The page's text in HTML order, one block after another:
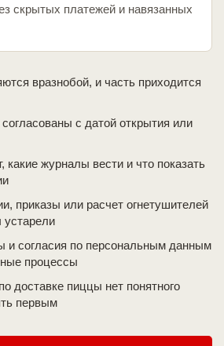
скрытых платежей и навязанных
вразнобой, и часть приходится
согласованы с датой открытия или
какие журналы вести и что показать
приказы или расчет огнетушителей
устарели
и согласия по персональным данным
процессы
доставке пиццы нет понятного
первым